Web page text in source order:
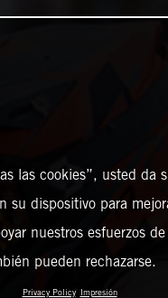
las cookies”, usted da
su dispositivo para
nuestros esfuerzos
pueden rechazarse.
Privacy Policy Impresión